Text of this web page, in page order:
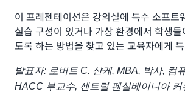
이 프레젠테이션은 강의실에 특수 소프트
실습 구성이 있거나 가상 환경에서 학생
도록 하는 방법을 찾고 있는 교육자에게
발표자: 로버트 C. 샨케, MBA, 박사, 컴
HACC 부교수, 센트럴 펜실베이니아 커